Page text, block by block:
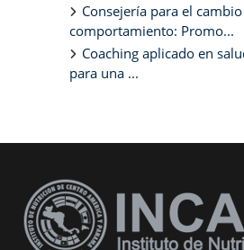
Consejería para el
comportamiento: Promo...
Coaching aplicado en
para una ...
Bloques